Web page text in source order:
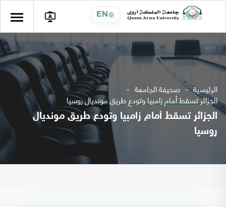
EN
الرئيسية صحيفة الجامعة
الجزائر تسقط أمام زامبيا وتودع طريق مونديال روسيا
الجزائر تسقط أمام زامبيا وتودع طريق مونديال
روسيا